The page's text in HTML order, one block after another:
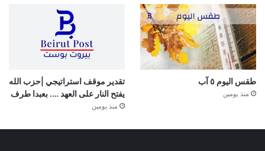
طقس اليوم ٥ آب
منذ يومين
تقدير موقف استراتيجي |حزب الله
يفتح النار على العهد …. بعبدا طرف
منذ يومين